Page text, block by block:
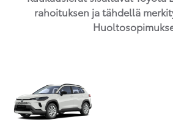
rahoituksen ja tähdellä